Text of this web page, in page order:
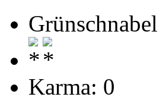
Grünschnabel
Karma: 0